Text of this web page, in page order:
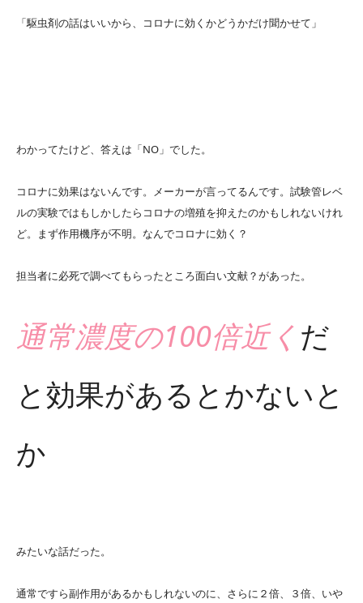
「駆虫剤の話はいいから、コロナに効くかどうかだけ聞かせて」
わかってたけど、答えは「NO」でした。
コロナに効果はないんです。メーカーが言ってるんです。試験管レベ
ルの実験ではもしかしたらコロナの増殖を抑えたのかもしれないけれ
ど。まず作用機序が不明。なんでコロナに効く？
担当者に必死で調べてもらったところ面白い文献？があった。
通常濃度の100倍近くだ
と効果があるとかないと
か
みたいな話だった。
通常ですら副作用があるかもしれないのに、さらに２倍、３倍、いや